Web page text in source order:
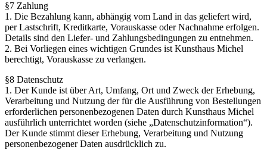
§7 Zahlung
1. Die Bezahlung kann, abhängig vom Land in das geliefert wird,
per Lastschrift, Kreditkarte, Vorauskasse oder Nachnahme erfolgen.
Details sind den Liefer- und Zahlungsbedingungen zu entnehmen.
2. Bei Vorliegen eines wichtigen Grundes ist Kunsthaus Michel
berechtigt, Vorauskasse zu verlangen.
§8 Datenschutz
1. Der Kunde ist über Art, Umfang, Ort und Zweck der Erhebung,
Verarbeitung und Nutzung der für die Ausführung von Bestellungen
erforderlichen personenbezogenen Daten durch Kunsthaus Michel
ausführlich unterrichtet worden (siehe „Datenschutzinformation“).
Der Kunde stimmt dieser Erhebung, Verarbeitung und Nutzung
personenbezogener Daten ausdrücklich zu.